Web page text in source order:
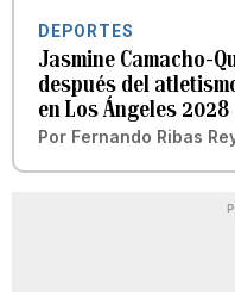
DEPORTES
Jasmine Camacho-
después del
en Los Ángeles 2028
Por Fernando Ribas